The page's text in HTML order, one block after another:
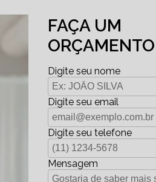
FAÇA UM
ORÇAMENTO
Digite seu nome
Digite seu email
Digite seu telefone
Mensagem